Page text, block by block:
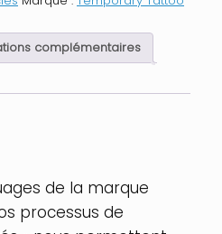
complémentaires
de la marque
processus de